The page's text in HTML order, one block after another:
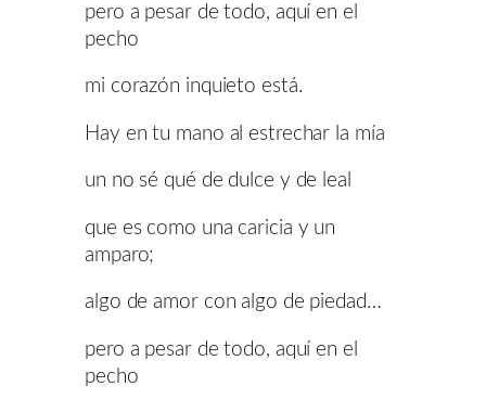
pero a pesar de todo, aquí en el
pecho
mi corazón inquieto está.
Hay en tu mano al estrechar la mía
un no sé qué de dulce y de leal
que es como una caricia y un
amparo;
algo de amor con algo de piedad…
pero a pesar de todo, aquí en el
pecho